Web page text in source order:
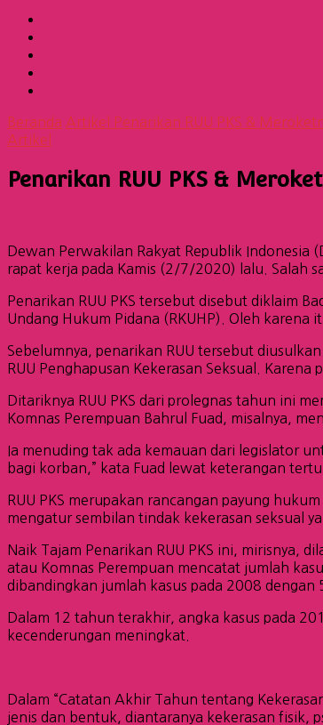
Beranda Artikel
Penarikan RUU PKS &
Artikel
Penarikan RUU PKS &
Dewan Perwakilan Rakyat Republik Indonesia
rapat kerja pada Kamis (2/7/2020) lalu. Salah
Penarikan RUU PKS tersebut disebut diklaim
Undang Hukum Pidana (RKUHP). Oleh karena
Sebelumnya, penarikan RUU tersebut
RUU Penghapusan Kekerasan Seksual.
Ditariknya RUU PKS dari prolegnas tahun ini
Komnas Perempuan Bahrul Fuad, misalnya,
Ia menuding tak ada kemauan dari legislator
bagi korban,” kata Fuad lewat keterangan
RUU PKS merupakan rancangan payung
mengatur sembilan tindak kekerasan seksual
Naik Tajam Penarikan RUU PKS ini, mirisnya,
atau Komnas Perempuan mencatat jumlah
dibandingkan jumlah kasus pada 2008 dengan
Dalam 12 tahun terakhir, angka kasus pada
kecenderungan meningkat.
Dalam “Catatan Akhir Tahun tentang
jenis dan bentuk, diantaranya kekerasan fisik,